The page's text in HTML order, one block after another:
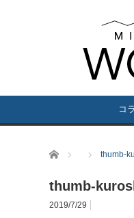
コ
ホーム thumb-
thumb-
2019/7/29